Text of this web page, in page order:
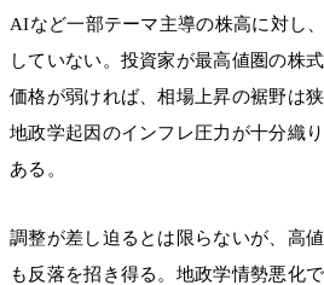
AIなど一部テーマ主導の株高に対し
していない。投資家が最高値圏の株
価格が弱ければ、相場上昇の裾野は
地政学起因のインフレ圧力が十分織
ある。
調整が差し迫るとは限らないが、高
も反落を招き得る。地政学情勢悪化